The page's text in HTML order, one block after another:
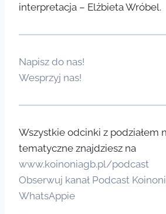
interpretacja – Elżbieta Wróbel.
Napisz do nas!
Wesprzyj nas!
Wszystkie odcinki z podziałem
tematyczne znajdziesz na
www.koinoniagb.pl/podcast
Obserwuj kanał Podcast
WhatsAppie